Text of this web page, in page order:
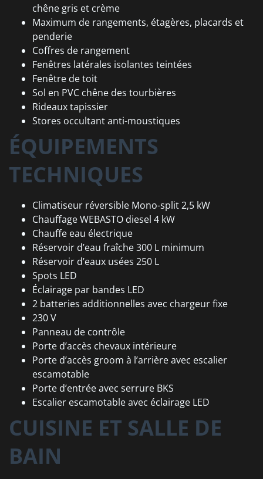
chêne gris et crème
Maximum de rangements, étagères, placards et
penderie
Coffres de rangement
Fenêtres latérales isolantes teintées
Fenêtre de toit
Sol en PVC chêne des tourbières
Rideaux tapissier
Stores occultant anti-moustiques
ÉQUIPEMENTS
TECHNIQUES
Climatiseur réversible Mono-split 2,5 kW
Chauffage WEBASTO diesel 4 kW
Chauffe eau électrique
Réservoir d’eau fraîche 300 L minimum
Réservoir d’eaux usées 250 L
Spots LED
Éclairage par bandes LED
2 batteries additionnelles avec chargeur fixe
230 V
Panneau de contrôle
Porte d’accès chevaux intérieure
Porte d’accès groom à l’arrière avec escalier
escamotable
Porte d’entrée avec serrure BKS
Escalier escamotable avec éclairage LED
CUISINE ET SALLE DE
BAIN